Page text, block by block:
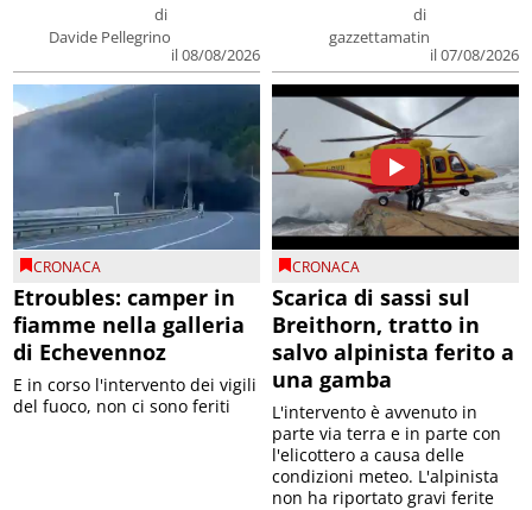
di
Davide Pellegrino
il 08/08/2026
di
gazzettamatin
il 07/08/2026
CRONACA
Etroubles: camper in
fiamme nella galleria
di Echevennoz
E in corso l'intervento dei vigili
del fuoco, non ci sono feriti
CRONACA
Scarica di sassi sul
Breithorn, tratto in
salvo alpinista ferito a
una gamba
L'intervento è avvenuto in
parte via terra e in parte con
l'elicottero a causa delle
condizioni meteo. L'alpinista
non ha riportato gravi ferite